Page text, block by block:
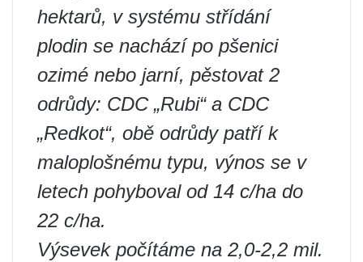
hektarů, v systému střídání
plodin se nachází po pšenici
ozimé nebo jarní, pěstovat 2
odrůdy: CDC „Rubi“ a CDC
„Redkot“, obě odrůdy patří k
maloplošnému typu, výnos se v
letech pohyboval od 14 c/ha do
22 c/ha.
Výsevek počítáme na 2,0-2,2 mil.